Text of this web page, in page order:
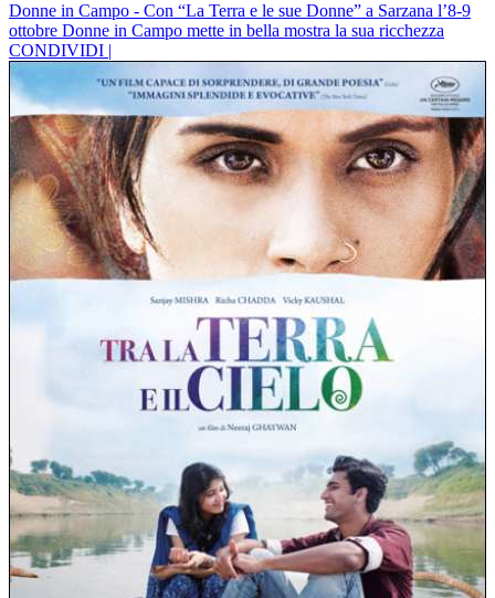
Donne in Campo - Con “La Terra e le sue Donne” a Sarzana l’8-9
ottobre Donne in Campo mette in bella mostra la sua ricchezza
CONDIVIDI |